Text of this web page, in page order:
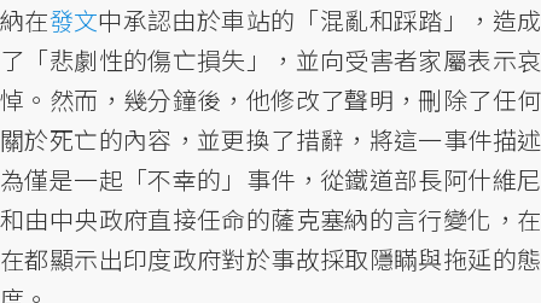
納在發文中承認由於車站的「混亂和踩踏」，造成
了「悲劇性的傷亡損失」，並向受害者家屬表示哀
悼。然而，幾分鐘後，他修改了聲明，刪除了任何
關於死亡的內容，並更換了措辭，將這一事件描述
為僅是一起「不幸的」事件，從鐵道部長阿什維尼
和由中央政府直接任命的薩克塞納的言行變化，在
在都顯示出印度政府對於事故採取隱瞞與拖延的態